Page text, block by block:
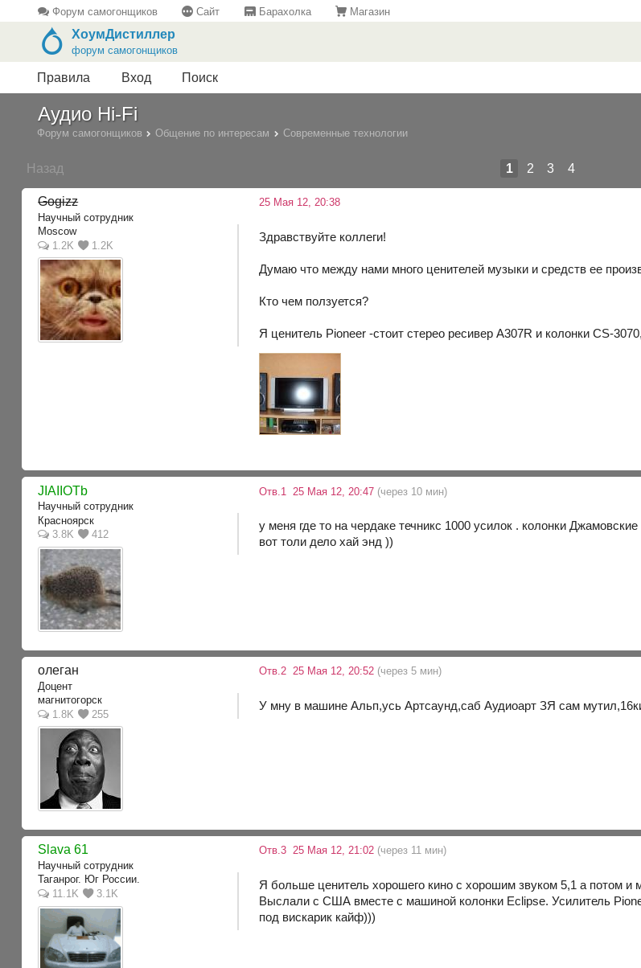
Форум самогонщиков Сайт Барахолка Магазин
ХоумДистиллер
форум самогонщиков
Правила Вход Поиск
Аудио Hi-Fi
Форум самогонщиков Общение по интересам Современные технологии
Назад 1 2 3 4
Gogizz
Научный сотрудник
Moscow
1.2K
1.2K
25 Мая 12, 20:38
Здравствуйте коллеги!
Думаю что между нами много ценителей музыки и средств ее
Кто чем ползуется?
Я ценитель Pioneer -стоит стерео ресивер A307R и колонки CS-
JIAIIOTb
Научный сотрудник
Красноярск
3.8K
412
Отв.1 25 Мая 12, 20:47 (через 10 мин)
у меня где то на чердаке течникс 1000 усилок . колонки
вот толи дело хай энд ))
олеган
Доцент
магнитогорск
1.8K
255
Отв.2 25 Мая 12, 20:52 (через 5 мин)
У мну в машине Альп,усь Артсаунд,саб Аудиоарт ЗЯ сам
Slava 61
Научный сотрудник
Таганрог. Юг России.
11.1K
3.1K
Отв.3 25 Мая 12, 21:02 (через 11 мин)
Я больше ценитель хорошего кино с хорошим звуком 5,1 а потом и
Выслали с США вместе с машиной колонки Eclipse. Усилитель
под вискарик кайф)))